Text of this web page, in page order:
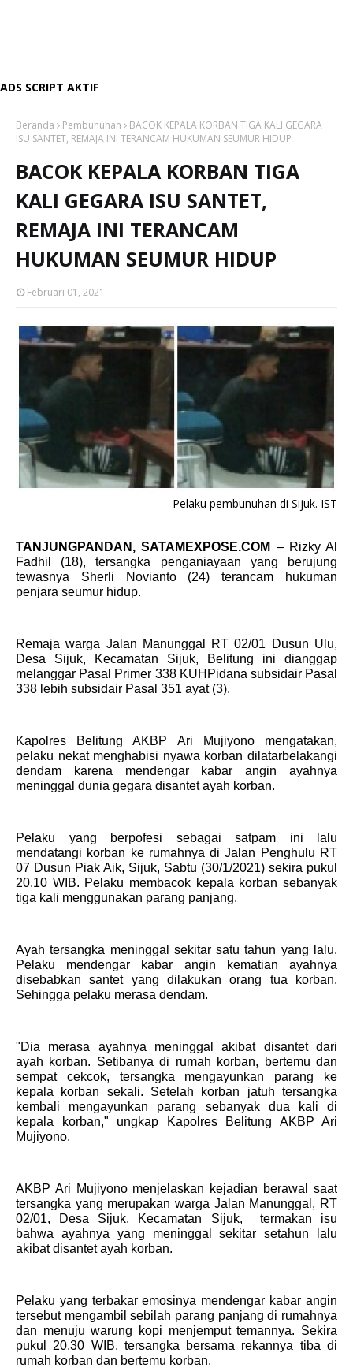
ADS SCRIPT AKTIF
Beranda Pembunuhan
BACOK KEPALA KORBAN TIGA KALI GEGARA
ISU SANTET, REMAJA INI TERANCAM HUKUMAN SEUMUR HIDUP
BACOK KEPALA KORBAN TIGA
KALI GEGARA ISU SANTET,
REMAJA INI TERANCAM
HUKUMAN SEUMUR HIDUP
Februari 01, 2021
Pelaku pembunuhan di Sijuk. IST
TANJUNGPANDAN, SATAMEXPOSE.COM – Rizky Al
Fadhil (18), tersangka penganiayaan yang berujung
tewasnya Sherli Novianto (24) terancam hukuman
penjara seumur hidup.
Remaja warga Jalan Manunggal RT 02/01 Dusun Ulu,
Desa Sijuk, Kecamatan Sijuk,
Belitung ini
dianggap
melanggar Pasal Primer 338 KUHPidana subsidair Pasal
338 lebih subsidair Pasal 351 ayat (3).
Kapolres Belitung AKBP Ari Mujiyono mengatakan,
pelaku nekat menghabisi nyawa korban dilatarbelakangi
dendam karena mendengar kabar angin ayahnya
meninggal dunia gegara disantet ayah korban.
Pelaku yang berpofesi sebagai satpam ini lalu
mendatangi korban ke rumahnya di Jalan Penghulu RT
07 Dusun Piak Aik, Sijuk, Sabtu (30/1/2021) sekira pukul
20.10 WIB. Pelaku membacok kepala korban sebanyak
tiga kali menggunakan parang panjang.
Ayah tersangka meninggal sekitar satu tahun yang lalu.
Pelaku mendengar kabar angin kematian ayahnya
disebabkan santet yang dilakukan orang tua korban.
Sehingga pelaku merasa dendam.
"Dia merasa ayahnya meninggal akibat disantet dari
ayah korban. Setibanya di rumah korban, bertemu dan
sempat cekcok, tersangka mengayunkan parang ke
kepala korban sekali. Setelah korban jatuh tersangka
kembali mengayunkan parang sebanyak dua kali di
kepala korban," ungkap Kapolres Belitung AKBP Ari
Mujiyono.
AKBP Ari Mujiyono menjelaskan kejadian berawal saat
tersangka yang merupakan warga Jalan Manunggal, RT
02/01, Desa Sijuk, Kecamatan Sijuk, termakan isu
bahwa ayahnya yang meninggal sekitar setahun lalu
akibat disantet ayah korban.
Pelaku yang terbakar emosinya mendengar kabar angin
tersebut mengambil sebilah parang panjang di rumahnya
dan menuju warung kopi menjemput temannya. Sekira
pukul 20.30 WIB, tersangka bersama rekannya tiba di
rumah korban dan bertemu korban.